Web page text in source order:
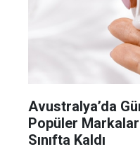
Avustralya’da
Popüler
Sınıfta Kaldı